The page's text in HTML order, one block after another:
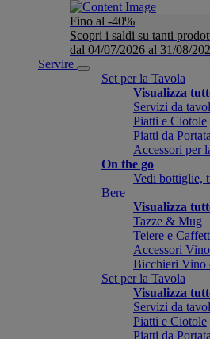
Fino al -40%
Scopri i saldi su tanti
dal 04/07/2026 al 31/08/
Servire
Set per la Tavola
Visualizza
Servizi da
Piatti e Ciotole
Piatti da Portata
Accessori per
On the go
Vedi bottiglie,
Bere
Visualizza
Tazze & Mug
Teiere e
Accessori Vino
Bicchieri Vino
Set per la Tavola
Visualizza
Servizi da
Piatti e Ciotole
Piatti da Portata